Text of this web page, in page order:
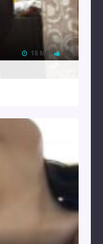
18 MB 0%